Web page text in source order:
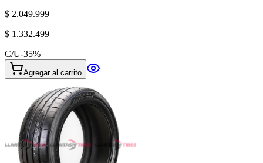
$ 2.049.999
$ 1.332.499
C/U-35%
Agregar al carrito